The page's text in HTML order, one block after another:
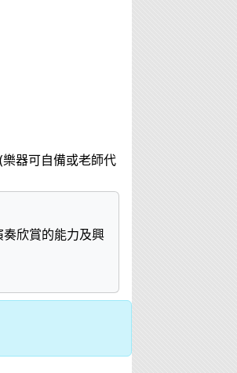
器可自備或老師代
欣賞的能力及興